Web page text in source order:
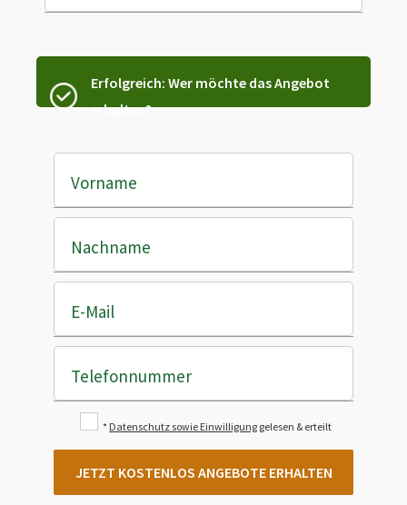
Erfolgreich: Wer möchte das Angebot
erhalten?
Vorname
Nachname
E-Mail
Telefonnummer
* Datenschutz sowie Einwilligung gelesen & erteilt
JETZT KOSTENLOS ANGEBOTE ERHALTEN